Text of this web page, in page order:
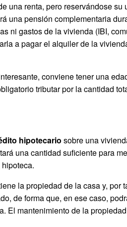
una renta, pero reservándose
una pensión complementaria
ni gastos de la vivienda (IBI,
a pagar el alquiler de la
conviene tener una
tributar por la cantidad
hipotecario sobre una
una cantidad suficiente para
la propiedad de la casa y, por
de forma que, en ese caso,
El mantenimiento de la